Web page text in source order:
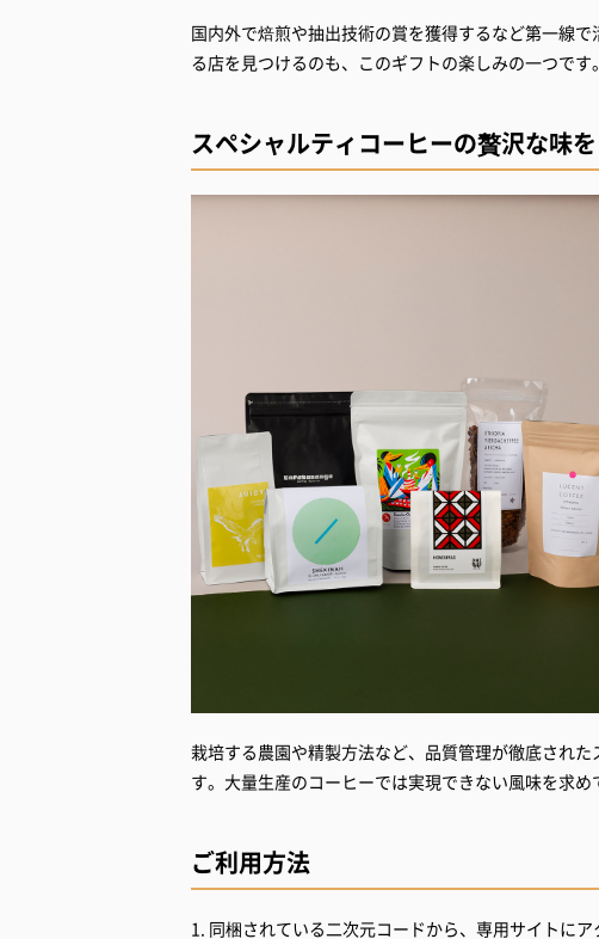
国内外で焙煎や抽出技術の賞を獲得するなど第一線
スペシャルティコーヒーの贅沢な味
栽培する農園や精製方法など、品質管理が徹底され
す。大量生産のコーヒーでは実現できない風味を求め
ご利用方法
1. 同梱されている二次元コードから、専用サイトにア